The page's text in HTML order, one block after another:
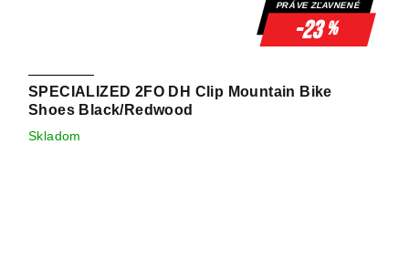
PRÁVE ZĽAVNENÉ
-23%
SPECIALIZED 2FO DH Clip Mountain Bike
Shoes Black/Redwood
Skladom